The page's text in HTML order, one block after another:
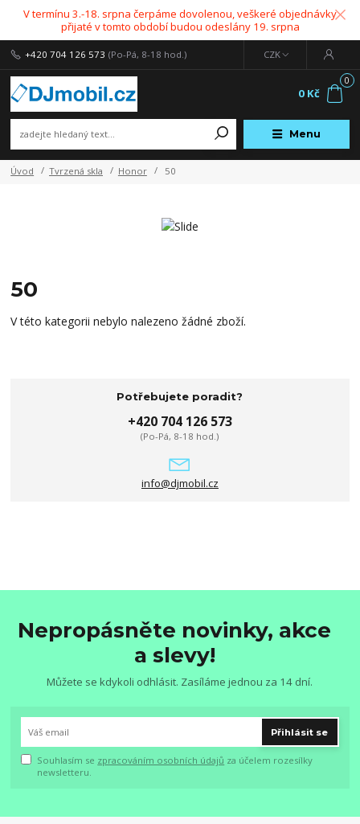
V termínu 3.-18. srpna čerpáme dovolenou, veškeré objednávky
přijaté v tomto období budou odeslány 19. srpna
Menu
CZK
+420 704 126 573 (Po-Pá, 8-18 hod.)
0
0 Kč
Úvod Tvrzená skla Honor 50
50
V této kategorii nebylo nalezeno žádné zboží.
Potřebujete poradit?
+420 704 126 573
(Po-Pá, 8-18 hod.)
info@djmobil.cz
Nepropásněte novinky, akce
a slevy!
Můžete se kdykoli odhlásit. Zasíláme jednou za 14 dní.
Přihlásit se
Souhlasím se zpracováním osobních údajů za účelem rozesílky
newsletteru.